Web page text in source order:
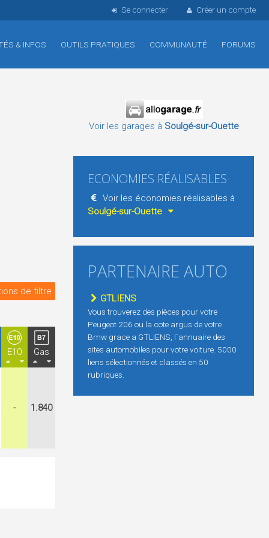
Se connecter Créer un compte
& INFOS OUTILS PRATIQUES COMMUNAUTÉ FORUMS
de filtre
E10
Gas
- 1.840
Voir les garages à Soulgé-sur-Ouette
ECONOMIES RÉALISABLES
Voir les économies réalisables à
Soulgé-sur-Ouette
PARTENAIRE AUTO
GTLIENS
Vous trouverez des pièces pour votre
Peugeot 206 ou la cote argus de votre
Bmw grace a GTLIENS, l´annuaire des
sites automobiles pour votre voiture. 5000
liens sélectionnés et classés en 50
rubriques.